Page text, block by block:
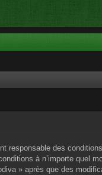
responsable des
à n’importe quel
» après que des